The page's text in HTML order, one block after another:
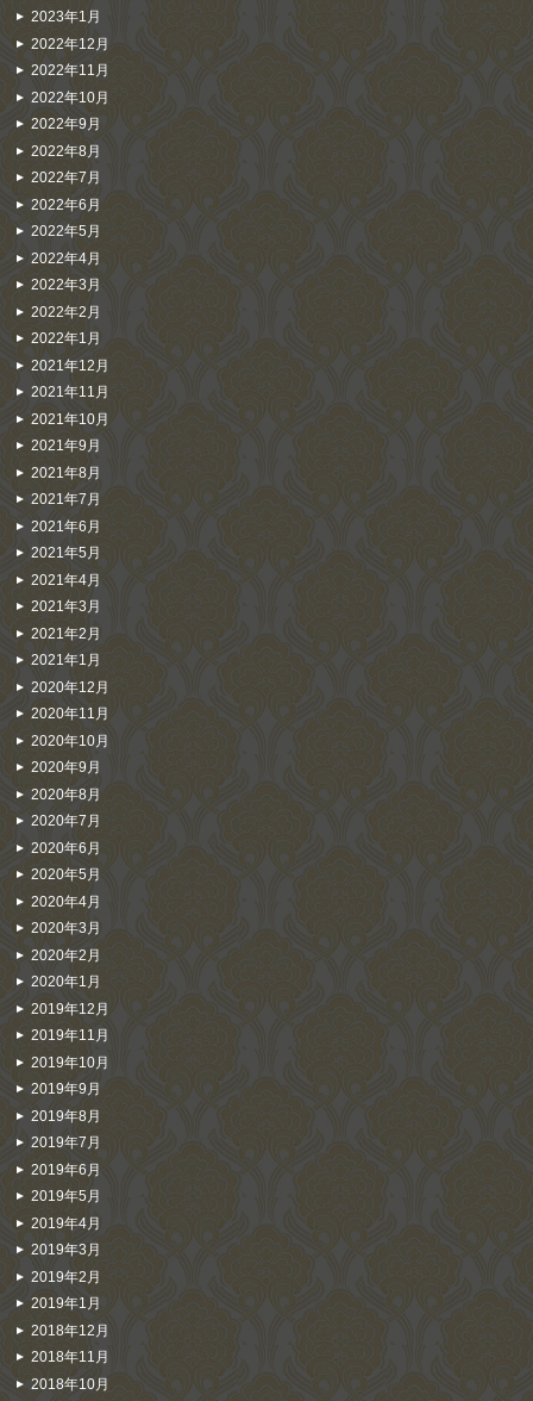
2023年1月
2022年12月
2022年11月
2022年10月
2022年9月
2022年8月
2022年7月
2022年6月
2022年5月
2022年4月
2022年3月
2022年2月
2022年1月
2021年12月
2021年11月
2021年10月
2021年9月
2021年8月
2021年7月
2021年6月
2021年5月
2021年4月
2021年3月
2021年2月
2021年1月
2020年12月
2020年11月
2020年10月
2020年9月
2020年8月
2020年7月
2020年6月
2020年5月
2020年4月
2020年3月
2020年2月
2020年1月
2019年12月
2019年11月
2019年10月
2019年9月
2019年8月
2019年7月
2019年6月
2019年5月
2019年4月
2019年3月
2019年2月
2019年1月
2018年12月
2018年11月
2018年10月